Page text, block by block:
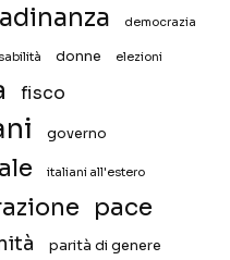
democrazia
donne elezioni
fisco
governo
italiani all'estero
pace
parità di genere